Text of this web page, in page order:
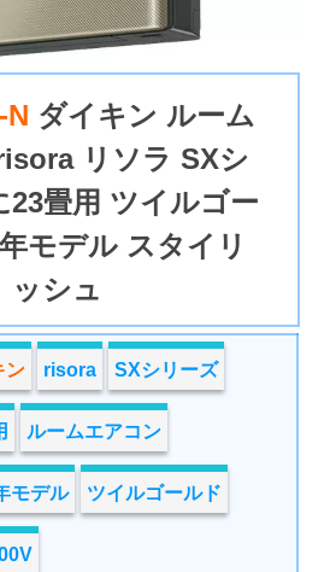
N ダイキン ルーム
リソラ SXシ
23畳用 ツイルゴー
モデル スタイリ
ッシュ
ン risora SXシリーズ
ルームエアコン
モデル ツイルゴールド